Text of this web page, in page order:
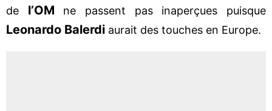
de l’OM ne passent pas inaperçues puisque
Leonardo Balerdi aurait des touches en Europe.